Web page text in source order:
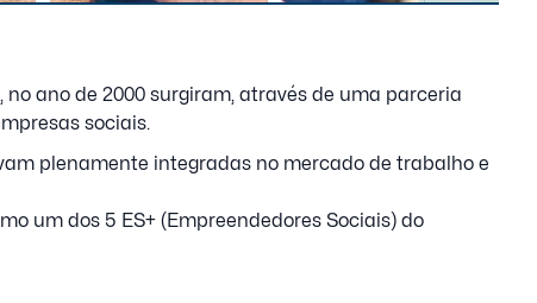
ano de 2000 surgiram, através de uma parceria
sociais.
plenamente integradas no mercado de trabalho e
um dos 5 ES+ (Empreendedores Sociais) do